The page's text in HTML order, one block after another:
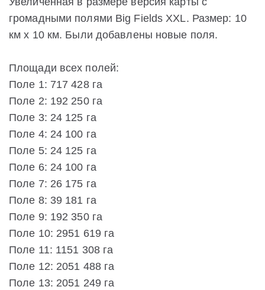
громадными полями Big Fields XXL. Размер: 10
км x 10 км. Были добавлены новые поля.
Площади всех полей:
Поле 1: 717 428 га
Поле 2: 192 250 га
Поле 3: 24 125 га
Поле 4: 24 100 га
Поле 5: 24 125 га
Поле 6: 24 100 га
Поле 7: 26 175 га
Поле 8: 39 181 га
Поле 9: 192 350 га
Поле 10: 2951 619 га
Поле 11: 1151 308 га
Поле 12: 2051 488 га
Поле 13: 2051 249 га